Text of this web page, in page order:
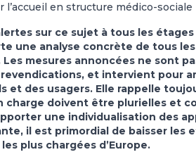
en structure médico-sociale
sur ce sujet à tous les
une analyse concrète de tous
mesures annoncées ne sont
revendications, et intervient pour
et des usagers. Elle rappelle
charge doivent être plurielles et
une individualisation des
il est primordial de baisser les
plus chargées d’Europe.